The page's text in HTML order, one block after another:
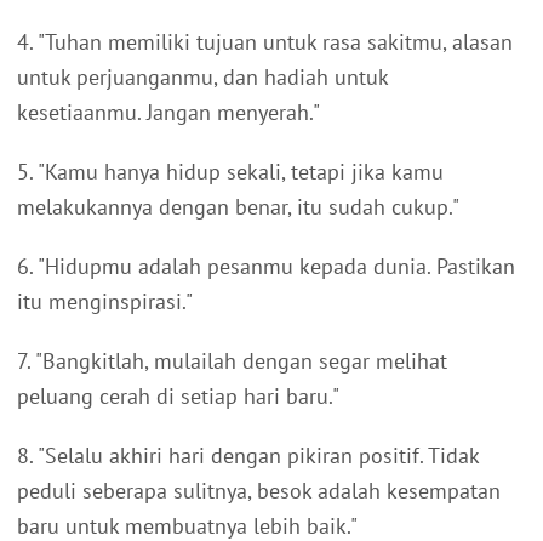
4. "Tuhan memiliki tujuan untuk rasa sakitmu, alasan
untuk perjuanganmu, dan hadiah untuk
kesetiaanmu. Jangan menyerah."
5. "Kamu hanya hidup sekali, tetapi jika kamu
melakukannya dengan benar, itu sudah cukup."
6. "Hidupmu adalah pesanmu kepada dunia. Pastikan
itu menginspirasi."
7. "Bangkitlah, mulailah dengan segar melihat
peluang cerah di setiap hari baru."
8. "Selalu akhiri hari dengan pikiran positif. Tidak
peduli seberapa sulitnya, besok adalah kesempatan
baru untuk membuatnya lebih baik."